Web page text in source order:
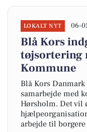
LOKALT NYT 06-
Blå Kors
tøjsortering
Kommune
Blå Kors
samarbejde med
Hørsholm. Det vil
arbejde til